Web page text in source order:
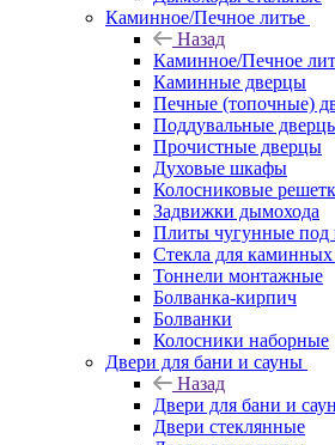
Каминное/Печное литье
Назад
Каминное/Печное
Каминные дверцы
Печные (топочные)
Поддувальные
Прочистные дверцы
Духовые шкафы
Колосниковые
Задвижки дымохода
Плиты чугунные под
Стекла для каминных
Тоннели монтажные
Болванка-кирпич
Болванки
Колосники наборные
Двери для бани и сауны
Назад
Двери для бани и
Двери стеклянные